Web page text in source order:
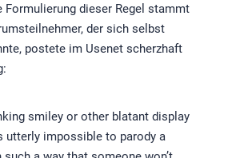
Formulierung dieser Regel stammt
der sich selbst
postete im Usenet scherzhaft
smiley or other blatant display
utterly impossible to parody a